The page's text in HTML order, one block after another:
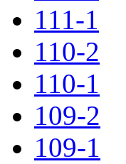
111-1
110-2
110-1
109-2
109-1